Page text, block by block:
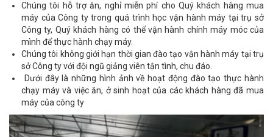
Chúng tôi hỗ trợ ăn, nghỉ miễn phí cho Quý khách hàng mua
máy của Công ty trong quá trình học vận hành máy tại trụ sở
Công ty, Quý khách hàng có thể vận hành chính máy móc của
mình để thực hành chạy máy.
Chúng tôi không giới hạn thời gian đào tạo vận hành máy tại trụ
sở Công ty với đội ngũ giảng viên tận tình, chu đáo.
Dưới đây là những hình ảnh về hoạt động đào tạo thực hành
chạy máy và việc ăn, ở sinh hoạt của các khách hàng đã mua
máy của công ty